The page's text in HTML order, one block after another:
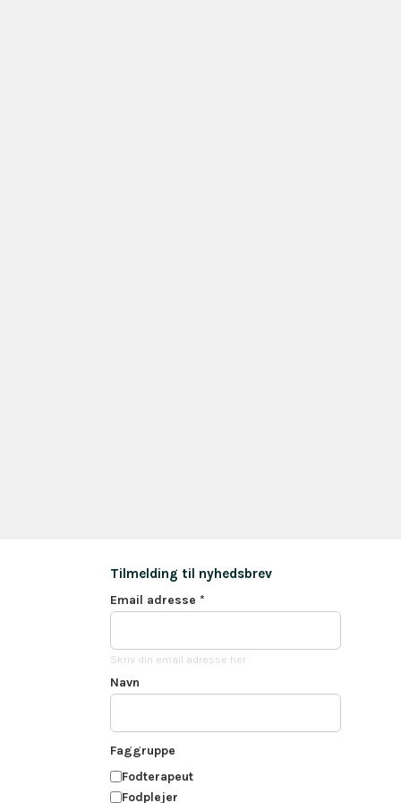
Tilmelding til nyhedsbrev
Email adresse*
Skriv din email adresse her
Navn
Faggruppe
Fodterapeut
Fodplejer